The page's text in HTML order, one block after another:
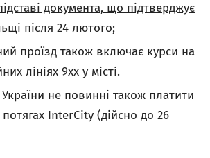
документа, що підтверджує
після 24 лютого;
проїзд також включає курси на
лініях 9xx у місті.
України не повинні також платити
InterCity (дійсно до 26